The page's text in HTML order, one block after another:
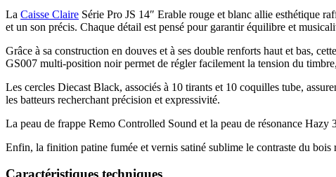
La Caisse Claire Série Pro JS 14″ Erable rouge et blanc allie esthétique
et un son précis. Chaque détail est pensé pour garantir équilibre et
Grâce à sa construction en douves et à ses double renforts haut et bas,
GS007 multi-position noir permet de régler facilement la tension du
Les cercles Diecast Black, associés à 10 tirants et 10 coquilles tube,
les batteurs recherchant précision et expressivité.
La peau de frappe Remo Controlled Sound et la peau de résonance
Enfin, la finition patine fumée et vernis satiné sublime le contraste du